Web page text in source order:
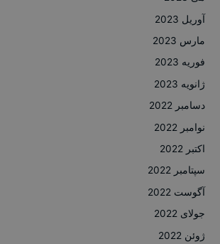
آوریل 2023
مارس 2023
فوریه 2023
ژانویه 2023
دسامبر 2022
نوامبر 2022
اکتبر 2022
سپتامبر 2022
آگوست 2022
جولای 2022
ژوئن 2022